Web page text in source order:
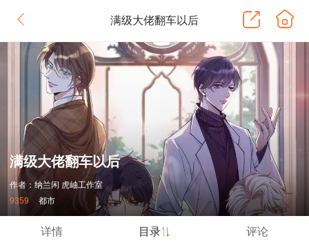
满级大佬翻车以后
满级大佬翻车以后
作者：纳兰闲 虎岫工作室
9359
都市
详情 目录 评论